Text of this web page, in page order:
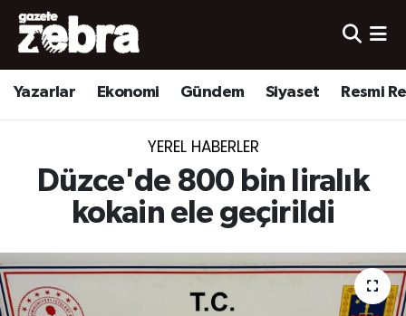
Yazarlar Ekonomi Gündem Siyaset Resmi
YEREL HABERLER
Düzce'de 800 bin liralık
kokain ele geçirildi
Yazarlar
Ekonomi
Yerel
Spor
Nöbetçi Eczaneler
Hava Durumu
Süper Lig Puan Durumu ve Fikstür
Tüm Manşetler
Son Dakika Haberleri